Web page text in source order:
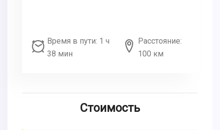
Время в пути: 1 ч
38 мин
Расстояние:
100 км
Стоимость